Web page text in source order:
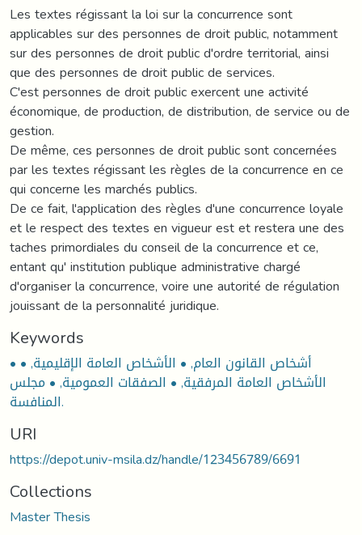
Les textes régissant la loi sur la concurrence sont
applicables sur des personnes de droit public, notamment
sur des personnes de droit public d'ordre territorial, ainsi
que des personnes de droit public de services.
C'est personnes de droit public exercent une activité
économique, de production, de distribution, de service ou de
gestion.
De même, ces personnes de droit public sont concernées
par les textes régissant les règles de la concurrence en ce
qui concerne les marchés publics.
De ce fait, l'application des règles d'une concurrence loyale
et le respect des textes en vigueur est et restera une des
taches primordiales du conseil de la concurrence et ce,
entant qu' institution publique administrative chargé
d'organiser la concurrence, voire une autorité de régulation
jouissant de la personnalité juridique.
Keywords
• أشخاص القانون العام, • الأشخاص العامة الإقليمية, •
الأشخاص العامة المرفقية, • الصفقات العمومية, • مجلس
المنافسة.
URI
https://depot.univ-msila.dz/handle/123456789/6691
Collections
Master Thesis